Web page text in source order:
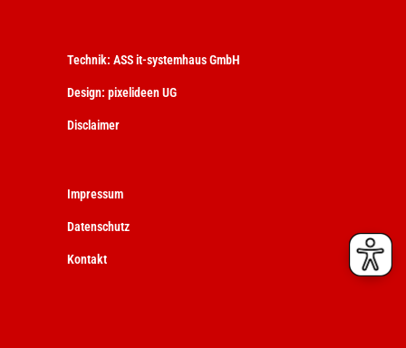
Technik: ASS it-systemhaus GmbH
Design: pixelideen UG
Disclaimer
Impressum
Datenschutz
Kontakt